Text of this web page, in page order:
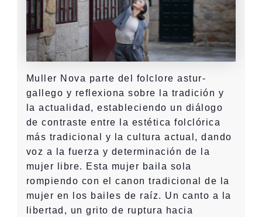
Muller Nova parte del folclore astur-
gallego y reflexiona sobre la tradición y
la actualidad, estableciendo un diálogo
de contraste entre la estética folclórica
más tradicional y la cultura actual, dando
voz a la fuerza y determinación de la
mujer libre. Esta mujer baila sola
rompiendo con el canon tradicional de la
mujer en los bailes de raíz. Un canto a la
libertad, un grito de ruptura hacia